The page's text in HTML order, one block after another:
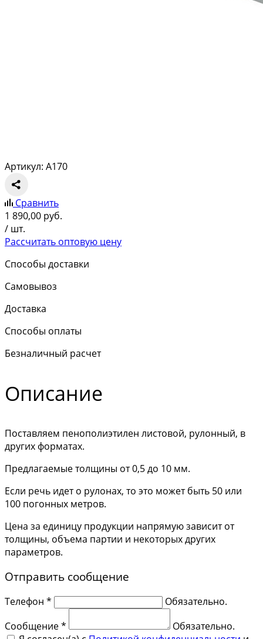
Артикул: A170
Сравнить
1 890,00 руб.
/ шт.
Рассчитать оптовую цену
Способы доставки
Самовывоз
Доставка
Способы оплаты
Безналичный расчет
Описание
Поставляем пенополиэтилен листовой, рулонный, в
других форматах.
Предлагаемые толщины от 0,5 до 10 мм.
Если речь идет о рулонах, то это может быть 50 или
100 погонных метров.
Цена за единицу продукции напрямую зависит от
толщины, объема партии и некоторых других
параметров.
Отправить сообщение
Телефон *
Обязательно.
Сообщение *
Обязательно.